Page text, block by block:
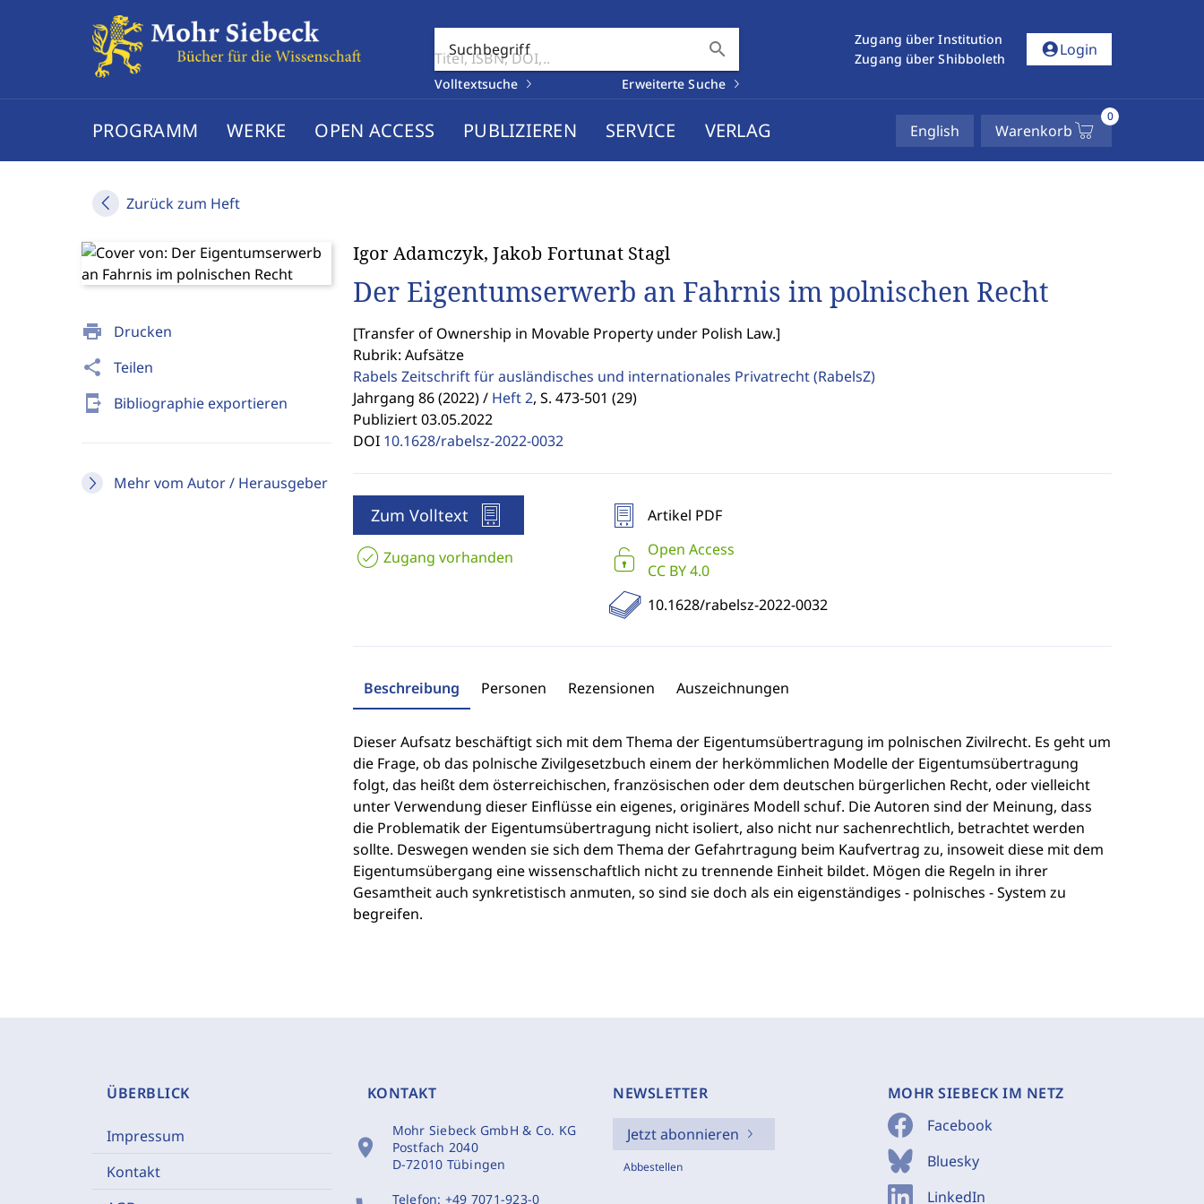
Suchbegriff search
Volltextsuche Erweiterte Suche
Zugang über Institution
Zugang über Shibboleth
account_circleLogin
PROGRAMM WERKE OPEN ACCESS PUBLIZIEREN SERVICE VERLAG English Warenkorb
0
Zurück zum Heft
print Drucken
share Teilen
send_to_mobile Bibliographie exportieren
Mehr vom Autor / Herausgeber
Igor Adamczyk, Jakob Fortunat Stagl
Der Eigentumserwerb an Fahrnis im polnischen Recht
[Transfer of Ownership in Movable Property under Polish Law.]
Rubrik: Aufsätze
Rabels Zeitschrift für ausländisches und internationales Privatrecht(RabelsZ)
Jahrgang 86 (2022) / Heft 2, S. 473-501 (29)
Publiziert 03.05.2022
DOI 10.1628/rabelsz-2022-0032
Zum Volltext
Zugang vorhanden
Artikel PDF
Open Access
CC BY 4.0
10.1628/rabelsz-2022-0032
Beschreibung Personen Rezensionen Auszeichnungen
Dieser Aufsatz beschäftigt sich mit dem Thema der Eigentumsübertragung im polnischen Zivilrecht. Es geht um
die Frage, ob das polnische Zivilgesetzbuch einem der herkömmlichen Modelle der Eigentumsübertragung
folgt, das heißt dem österreichischen, französischen oder dem deutschen bürgerlichen Recht, oder vielleicht
unter Verwendung dieser Einflüsse ein eigenes, originäres Modell schuf. Die Autoren sind der Meinung, dass
die Problematik der Eigentumsübertragung nicht isoliert, also nicht nur sachenrechtlich, betrachtet werden
sollte. Deswegen wenden sie sich dem Thema der Gefahrtragung beim Kaufvertrag zu, insoweit diese mit dem
Eigentumsübergang eine wissenschaftlich nicht zu trennende Einheit bildet. Mögen die Regeln in ihrer
Gesamtheit auch synkretistisch anmuten, so sind sie doch als ein eigenständiges - polnisches - System zu
begreifen.
ÜBERBLICK
Impressum
Kontakt
KONTAKT
location_on
Mohr Siebeck GmbH & Co. KG
Postfach 2040
D-72010 Tübingen
Telefon: +49 7071-923-0
NEWSLETTER
Jetzt abonnieren
Abbestellen
MOHR SIEBECK IM NETZ
Facebook
Bluesky
LinkedIn